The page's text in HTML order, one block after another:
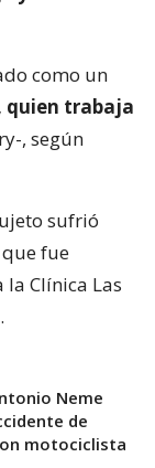
como un
quien trabaja
, según
sufrió
fue
Clínica Las
Neme
de
motociclista